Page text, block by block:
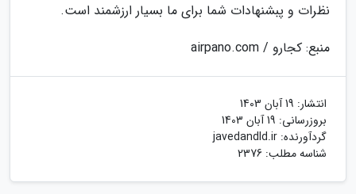
نظرات و پبشنهادات شما برای ما بسیار ارزشمند است.
منبع: کجارو / airpano.com
انتشار: 19 آبان 1403
بروزرسانی: 19 آبان 1403
گردآورنده: javedandld.ir
شناسه مطلب: 2376